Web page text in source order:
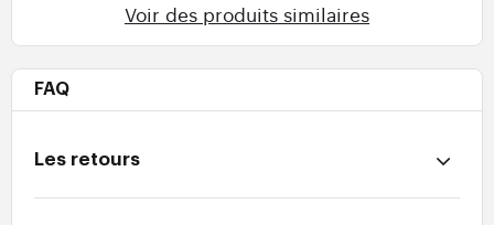
Voir des produits similaires
FAQ
Les retours